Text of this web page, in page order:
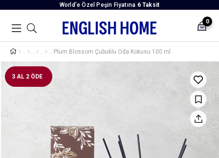
World’e Özel Peşin Fiyatına 6 Taksit
0
Plum Blossom Çubuklu Oda Kokusu 100 ml
3 AL 2 ÖDE